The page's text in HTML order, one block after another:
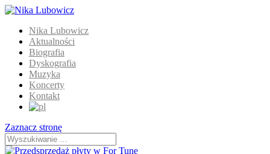
Nika Lubowicz
Aktualności
Biografia
Dyskografia
Muzyka
Koncerty
Kontakt
Zaznacz stronę